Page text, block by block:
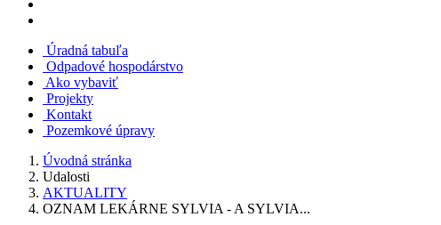
Úradná tabuľa
Odpadové hospodárstvo
Ako vybaviť
Projekty
Kontakt
Pozemkové úpravy
Úvodná stránka
Udalosti
AKTUALITY
OZNAM LEKÁRNE SYLVIA - A SYLVIA...